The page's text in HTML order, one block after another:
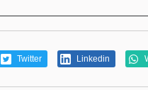
Twitter Linkedin